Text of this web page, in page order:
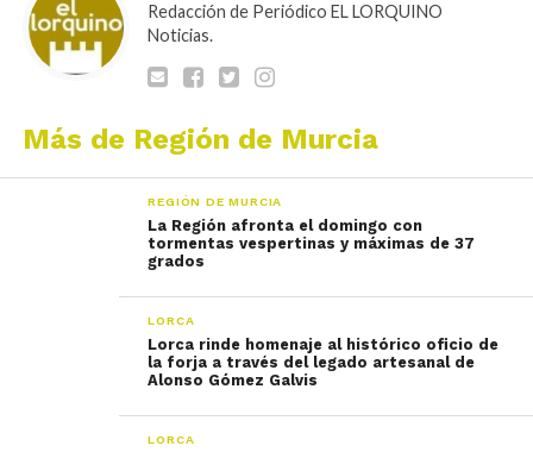
Redacción de Periódico EL LORQUINO
Noticias.
Más de Región de Murcia
REGIÓN DE MURCIA
La Región afronta el domingo con
tormentas vespertinas y máximas de 37
grados
LORCA
Lorca rinde homenaje al histórico oficio de
la forja a través del legado artesanal de
Alonso Gómez Galvis
LORCA